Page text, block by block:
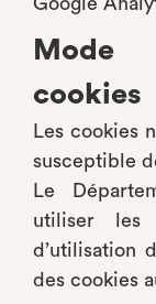
Mode
cookies
Les cookies
susceptible
Le
utiliser les
d’utilisation
des cookies